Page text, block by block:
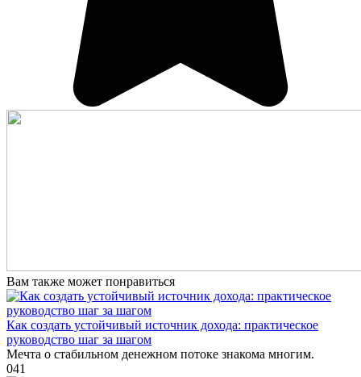
Вам также может понравиться
Как создать устойчивый источник дохода: практическое
руководство шаг за шагом
Мечта о стабильном денежном потоке знакома многим.
041